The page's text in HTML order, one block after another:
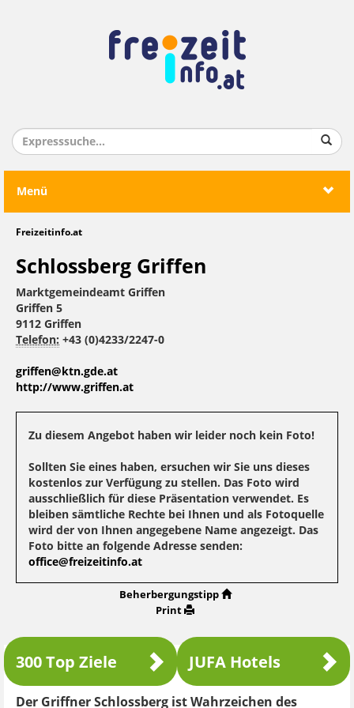
Menü
Freizeitinfo.at
Schlossberg Griffen
Marktgemeindeamt Griffen
Griffen 5
9112 Griffen
Telefon: +43 (0)4233/2247-0
griffen@ktn.gde.at
http://www.griffen.at
Zu diesem Angebot haben wir leider noch kein Foto!
Sollten Sie eines haben, ersuchen wir Sie uns dieses
kostenlos zur Verfügung zu stellen. Das Foto wird
ausschließlich für diese Präsentation verwendet. Es
bleiben sämtliche Rechte bei Ihnen und als Fotoquelle
wird der von Ihnen angegebene Name angezeigt. Das
Foto bitte an folgende Adresse senden:
office@freizeitinfo.at
Beherbergungstipp
Print
300 Top Ziele JUFA Hotels
Der Griffner Schlossberg ist Wahrzeichen des